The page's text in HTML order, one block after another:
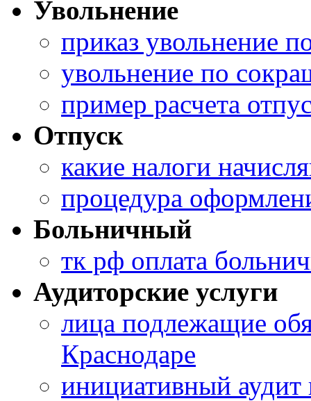
Увольнение
приказ увольнение
увольнение по
пример расчета
Отпуск
какие налоги
процедура
Больничный
тк рф оплата
Аудиторские услуги
лица подлежащие
Краснодаре
инициативный аудит